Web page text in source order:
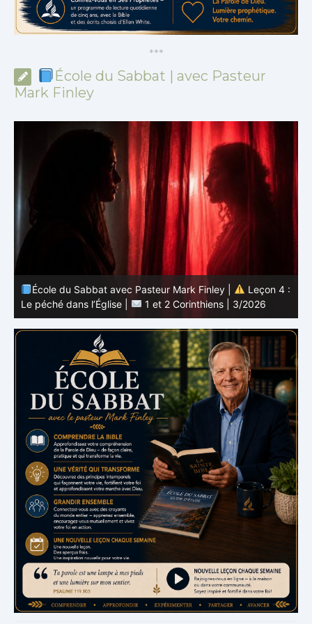
***
École du Sabbat | avec Pasteur
Mark Finley
École du Sabbat avec Pasteur Mark Finley |
Leçon 3 :
L’unité en Christ |
1 et 2 Corinthiens | 3/2026